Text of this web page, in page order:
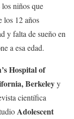
niños que
los 12 años
y falta de sueño en
a esa edad.
Hospital of
Berkeleyy
científica
Adolescent